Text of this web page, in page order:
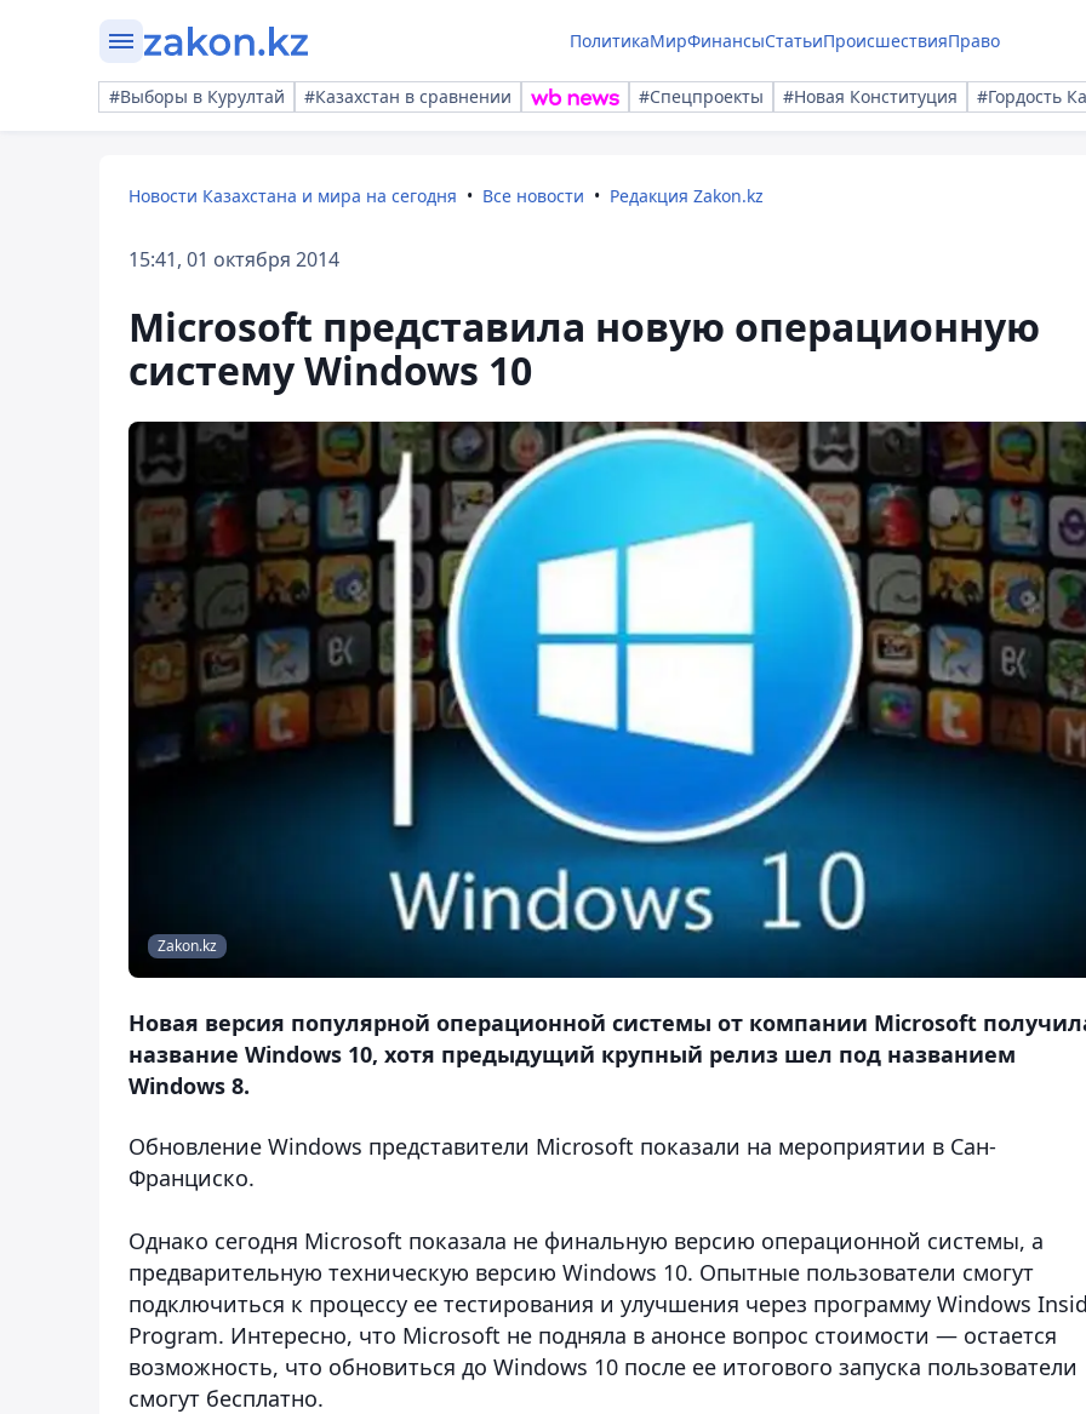
ПолитикаМирФинансыСтатьиПроисшествияПраво
#Выборы в Курултай #Казахстан в сравнении #Спецпроекты #Новая Конституция #Гордость
Новости Казахстана и мира на сегодня Все новости Редакция Zakon.kz
15:41, 01 октября 2014
Microsoft представила новую операционную
систему Windows 10
Zakon.kz
Новая версия популярной операционной системы от компании Microsoft
название Windows 10, хотя предыдущий крупный релиз шел под названием
Windows 8.
Обновление Windows представители Microsoft показали на мероприятии в Сан-
Франциско.
Однако сегодня Microsoft показала не финальную версию операционной системы, а
предварительную техническую версию Windows 10. Опытные пользователи смогут
подключиться к процессу ее тестирования и улучшения через программу Windows
Program. Интересно, что Microsoft не подняла в анонсе вопрос стоимости — остается
возможность, что обновиться до Windows 10 после ее итогового запуска пользователи
смогут бесплатно.